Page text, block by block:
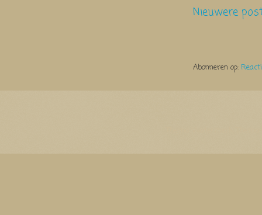
Nieuwere
Abonneren op: